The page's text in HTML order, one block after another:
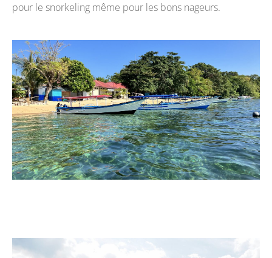
pour le snorkeling même pour les bons nageurs.